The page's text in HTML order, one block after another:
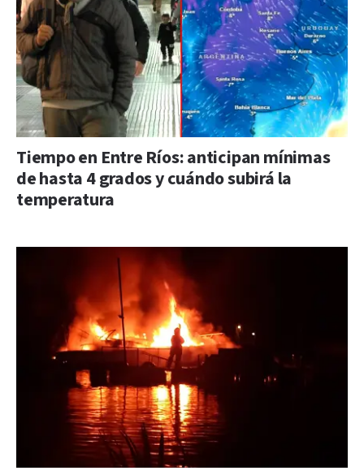
Tiempo en Entre Ríos: anticipan mínimas
de hasta 4 grados y cuándo subirá la
temperatura